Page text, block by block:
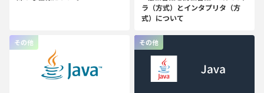
ラ（方式）とインタプリタ（方
式）について
その他 その他